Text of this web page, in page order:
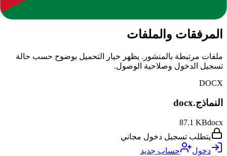
المرفقات والملفات
ملفات مرتبطة بالمنشور. يظهر خيار التحميل بوضوح حسب حالة
تسجيل الدخول وصلاحية الوصول.
DOCX
النماذج.docx
docx
87.1 KB
يتطلب تسجيل دخول مجاني
دخول
حساب جديد